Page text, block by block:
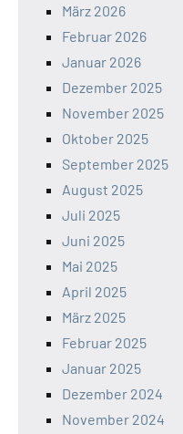
März 2026
Februar 2026
Januar 2026
Dezember 2025
November 2025
Oktober 2025
September 2025
August 2025
Juli 2025
Juni 2025
Mai 2025
April 2025
März 2025
Februar 2025
Januar 2025
Dezember 2024
November 2024